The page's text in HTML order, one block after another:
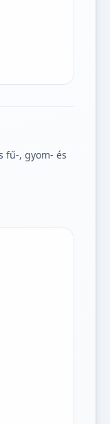
fű-, gyom- és